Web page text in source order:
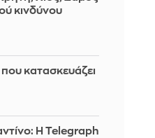
κινδύνου
κατασκευάζει
Η Telegraph